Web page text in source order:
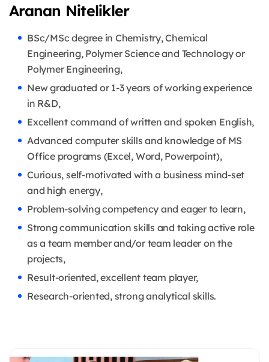
Aranan Nitelikler
BSc/MSc degree in Chemistry, Chemical
Engineering, Polymer Science and Technology or
Polymer Engineering,
New graduated or 1-3 years of working experience
in R&D,
Excellent command of written and spoken English,
Advanced computer skills and knowledge of MS
Office programs (Excel, Word, Powerpoint),
Curious, self-motivated with a business mind-set
and high energy,
Problem-solving competency and eager to learn,
Strong communication skills and taking active role
as a team member and/or team leader on the
projects,
Result-oriented, excellent team player,
Research-oriented, strong analytical skills.